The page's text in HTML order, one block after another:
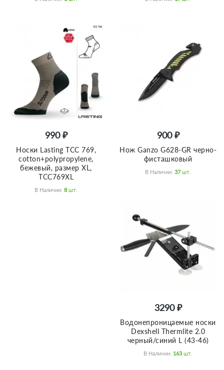
990 ₽
Носки Lasting TCC 769,
cotton+polypropylene,
бежевый, размер XL,
TCC769XL
В Наличии: 8 Шт.
900 ₽
Нож Ganzo G628-GR черно-
фисташковый
В Наличии: 37 Шт.
3290 ₽
Водонепроницаемые носки
Dexshell Thermlite 2.0
черный/синий L (43-46)
В Наличии: 163 Шт.